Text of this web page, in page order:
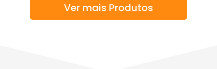
Ver mais Produtos